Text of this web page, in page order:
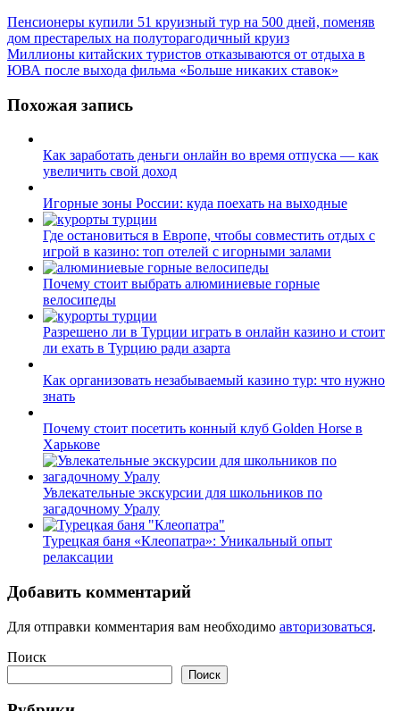
Навигация
по
записям
Пенсионеры купили 51 круизный тур на 500 дней, поменяв
дом престарелых на полуторагодичный круиз
Миллионы китайских туристов отказываются от отдыха в
ЮВА после выхода фильма «Больше никаких ставок»
Похожая запись
Как заработать деньги онлайн во время отпуска — как
увеличить свой доход
Игорные зоны России: куда поехать на выходные
Где остановиться в Европе, чтобы совместить отдых с
игрой в казино: топ отелей с игорными залами
Почему стоит выбрать алюминиевые горные
велосипеды
Разрешено ли в Турции играть в онлайн казино и стоит
ли ехать в Турцию ради азарта
Как организовать незабываемый казино тур: что нужно
знать
Почему стоит посетить конный клуб Golden Horse в
Харькове
Увлекательные экскурсии для школьников по
загадочному Уралу
Турецкая баня «Клеопатра»: Уникальный опыт
релаксации
Добавить комментарий
Для отправки комментария вам необходимо авторизоваться.
Поиск
Поиск